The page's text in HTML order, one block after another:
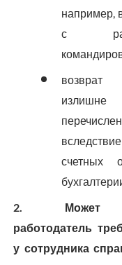
например,
с
возврат
излишне
вследствие
счетных
2. Может
работодатель
у сотрудника